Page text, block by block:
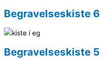
Begravelseskiste
Begravelseskiste 5